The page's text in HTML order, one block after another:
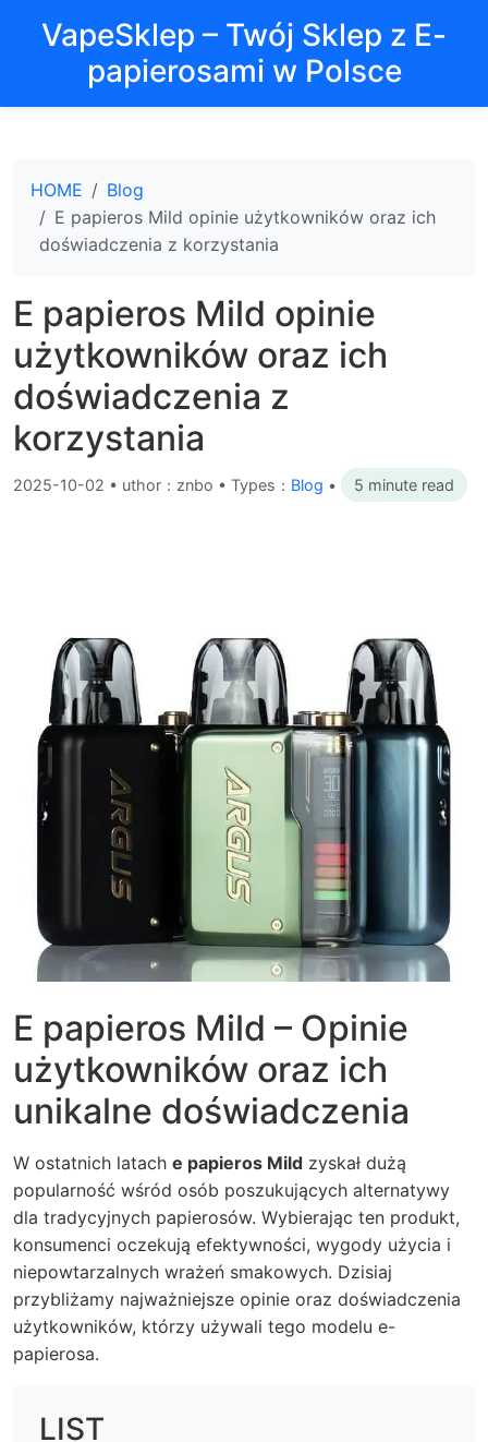
VapeSklep – Twój Sklep z E-
papierosami w Polsce
HOME
Blog
E papieros Mild opinie użytkowników oraz ich
doświadczenia z korzystania
E papieros Mild opinie
użytkowników oraz ich
doświadczenia z
korzystania
2025-10-02 • uthor：znbo • Types： Blog • 5 minute read
E papieros Mild – Opinie
użytkowników oraz ich
unikalne doświadczenia
W ostatnich latach e papieros Mild zyskał dużą
popularność wśród osób poszukujących alternatywy
dla tradycyjnych papierosów. Wybierając ten produkt,
konsumenci oczekują efektywności, wygody użycia i
niepowtarzalnych wrażeń smakowych. Dzisiaj
przybliżamy najważniejsze opinie oraz doświadczenia
użytkowników, którzy używali tego modelu e-
papierosa.
LIST